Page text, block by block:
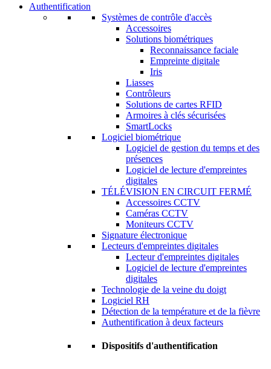
Authentification
Systèmes de contrôle d'accès
Accessoires
Solutions biométriques
Reconnaissance faciale
Empreinte digitale
Iris
Liasses
Contrôleurs
Solutions de cartes RFID
Armoires à clés sécurisées
SmartLocks
Logiciel biométrique
Logiciel de gestion du temps et des
présences
Logiciel de lecture d'empreintes
digitales
TÉLÉVISION EN CIRCUIT FERMÉ
Accessoires CCTV
Caméras CCTV
Moniteurs CCTV
Signature électronique
Lecteurs d'empreintes digitales
Lecteur d'empreintes digitales
Logiciel de lecture d'empreintes
digitales
Technologie de la veine du doigt
Logiciel RH
Détection de la température et de la fièvre
Authentification à deux facteurs
Dispositifs d'authentification